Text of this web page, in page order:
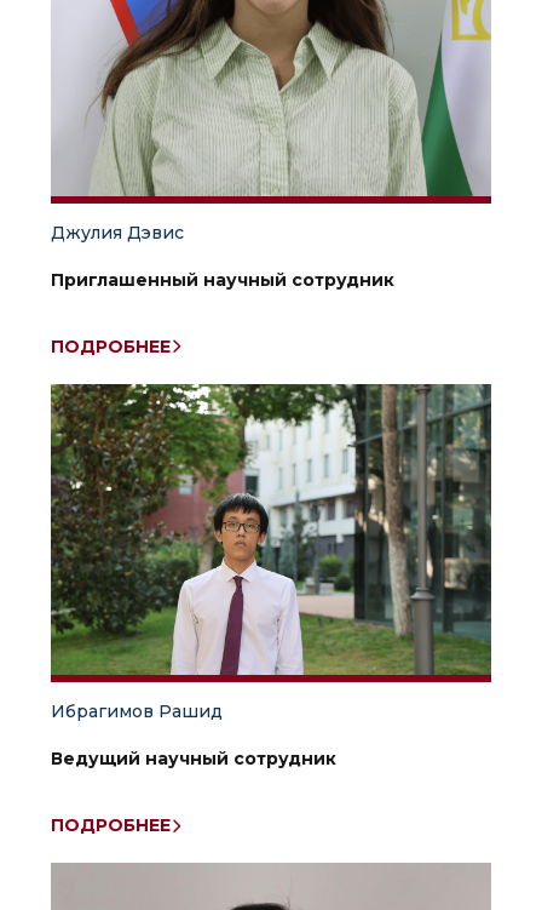
Джулия Дэвис
Приглашенный научный сотрудник
ПОДРОБНЕЕ
Ибрагимов Рашид
Ведущий научный сотрудник
ПОДРОБНЕЕ